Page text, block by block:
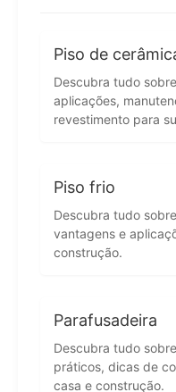
Piso de
Descubra tudo
aplicações,
revestimento para
Piso frio
Descubra tudo
vantagens e
construção.
Parafusadeira
Descubra tudo
práticos, dicas de
casa e construção.